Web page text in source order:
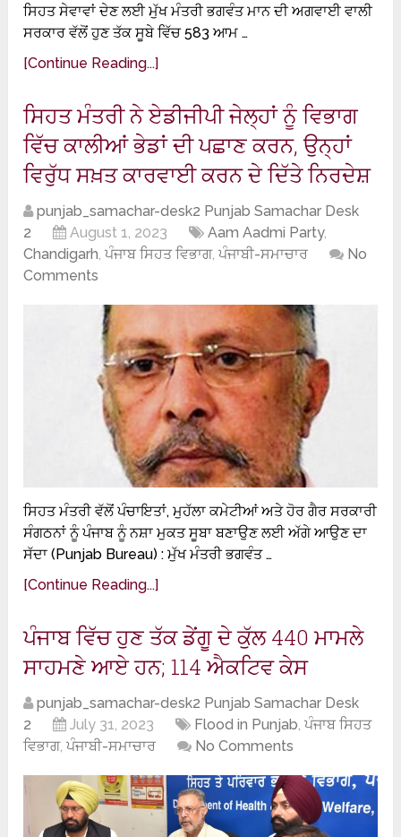
ਸਿਹਤ ਸੇਵਾਵਾਂ ਦੇਣ ਲਈ ਮੁੱਖ ਮੰਤਰੀ ਭਗਵੰਤ ਮਾਨ ਦੀ ਅਗਵਾਈ ਵਾਲੀ
ਸਰਕਾਰ ਵੱਲੋਂ ਹੁਣ ਤੱਕ ਸੂਬੇ ਵਿੱਚ 583 ਆਮ …
[Continue Reading...]
ਸਿਹਤ ਮੰਤਰੀ ਨੇ ਏਡੀਜੀਪੀ ਜੇਲ੍ਹਾਂ ਨੂੰ ਵਿਭਾਗ
ਵਿੱਚ ਕਾਲੀਆਂ ਭੇਡਾਂ ਦੀ ਪਛਾਣ ਕਰਨ, ਉਨ੍ਹਾਂ
ਵਿਰੁੱਧ ਸਖ਼ਤ ਕਾਰਵਾਈ ਕਰਨ ਦੇ ਦਿੱਤੇ ਨਿਰਦੇਸ਼
punjab_samachar-desk2 Punjab Samachar Desk
2
August 1, 2023 Aam Aadmi Party,
Chandigarh,ਪੰਜਾਬ ਸਿਹਤ ਵਿਭਾਗ,ਪੰਜਾਬੀ-ਸਮਾਚਾਰ
No
Comments
ਸਿਹਤ ਮੰਤਰੀ ਵੱਲੋਂ ਪੰਚਾਇਤਾਂ, ਮੁਹੱਲਾ ਕਮੇਟੀਆਂ ਅਤੇ ਹੋਰ ਗੈਰ ਸਰਕਾਰੀ
ਸੰਗਠਨਾਂ ਨੂੰ ਪੰਜਾਬ ਨੂੰ ਨਸ਼ਾ ਮੁਕਤ ਸੂਬਾ ਬਣਾਉਣ ਲਈ ਅੱਗੇ ਆਉਣ ਦਾ
ਸੱਦਾ (Punjab Bureau) : ਮੁੱਖ ਮੰਤਰੀ ਭਗਵੰਤ …
[Continue Reading...]
ਪੰਜਾਬ ਵਿੱਚ ਹੁਣ ਤੱਕ ਡੇਂਗੂ ਦੇ ਕੁੱਲ 440 ਮਾਮਲੇ
ਸਾਹਮਣੇ ਆਏ ਹਨ; 114 ਐਕਟਿਵ ਕੇਸ
punjab_samachar-desk2 Punjab Samachar Desk
2
July 31, 2023 Flood in Punjab,ਪੰਜਾਬ ਸਿਹਤ
ਵਿਭਾਗ,ਪੰਜਾਬੀ-ਸਮਾਚਾਰ No Comments